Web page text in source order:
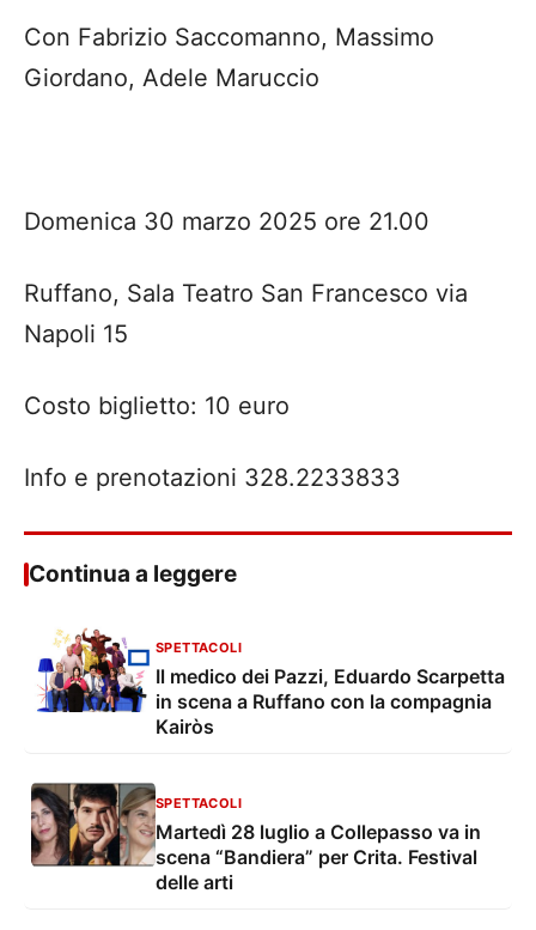
Con Fabrizio Saccomanno, Massimo
Giordano, Adele Maruccio
Domenica 30 marzo 2025 ore 21.00
Ruffano, Sala Teatro San Francesco via
Napoli 15
Costo biglietto: 10 euro
Info e prenotazioni 328.2233833
Continua a leggere
SPETTACOLI
Il medico dei Pazzi, Eduardo Scarpetta
in scena a Ruffano con la compagnia
Kairòs
SPETTACOLI
Martedì 28 luglio a Collepasso va in
scena “Bandiera” per Crita. Festival
delle arti